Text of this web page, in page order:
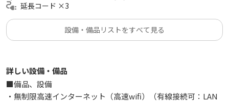
・お問合せからご相談ください
■インターネット速度
下り78.6Mbps/上り81.3Mbps
■広さ、天井高
23㎡、2.4m
延長コード ×3
設備・備品リストをすべて見る
詳しい設備・備品
■備品、設備
・無制限高速インターネット（高速wifi）（有線接続可：LAN